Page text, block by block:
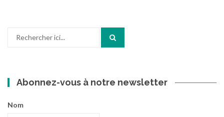
Abonnez-vous à notre newsletter
Nom